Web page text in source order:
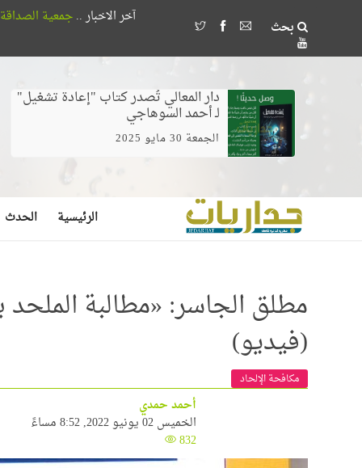
بحث
آخر الاخبار .. جمعية الصداقة المصرية الأذربيجانية تُكرم 18 طالباً بجامعة
وخلط الغيرة بالخوف يصنع مُضللين لا
دار المعالي تُصدر كتاب "إعادة تشغيل"
لـ أحمد السوهاجي
الجمعة 30 مايو 2025
الرئيسية الحدث
مطلق الجاسر: «مطالبة
(فيديو)
مكافحة الإلحاد
أحمد حمدي
الخميس 02 يونيو 2022, 8:52 مساءً
832